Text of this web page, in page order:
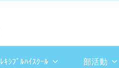
ｷｼﾌﾞﾙﾊｲｽｸｰﾙ 部活動